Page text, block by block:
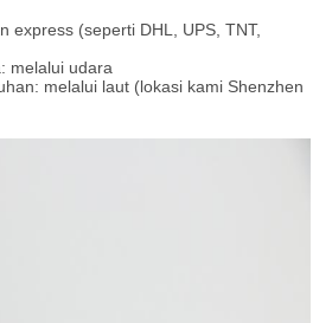
express (seperti DHL, UPS, TNT,
melalui udara
melalui laut (lokasi kami Shenzhen